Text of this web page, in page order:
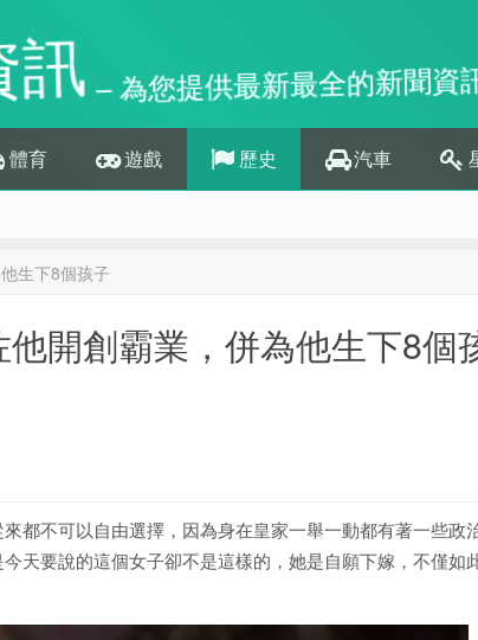
訊– 為您提供最新最全的新聞資
體育 遊戲 歷史 汽車
生下8個孩子
開創霸業，併為他生下8個
都不可以自由選擇，因為身在皇家一舉一動都有著一些政
天要說的這個女子卻不是這樣的，她是自願下嫁，不僅如